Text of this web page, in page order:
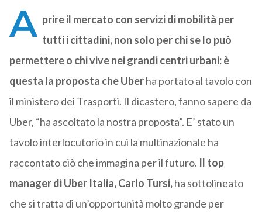
A prire il mercato con servizi di mobilità per
tutti i cittadini, non solo per chi se lo può
permettere o chi vive nei grandi centri urbani: è
questa la proposta che Uberha portato al tavolo con
il ministero dei Trasporti. Il dicastero, fanno sapere da
Uber, “ha ascoltato la nostra proposta”. E’ stato un
tavolo interlocutorio in cui la multinazionale ha
raccontato ciò che immagina per il futuro. Il top
manager di Uber Italia, Carlo Tursi,ha sottolineato
che si tratta di un’opportunità molto grande per